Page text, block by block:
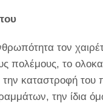
τον
πολέμους, το
την καταστροφή
την ίδια